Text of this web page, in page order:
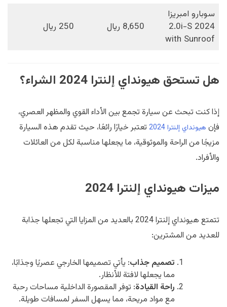
سوبارو امبريزا
2024 2.0i-S
with Sunroof
8,650 ريال 250 ريال
هل تستحق هيونداي إلنترا 2024 الشراء؟
إذا كنت تبحث عن سيارة تجمع بين الأداء القوي والمظهر العصري،
فإن هيونداي إلنترا 2024
تعتبر خيارًا رائعًا، حيث تقدم هذه السيارة
مزيجًا من الراحة والموثوقية، ما يجعلها مناسبة لكل من العائلات
والأفراد.
ميزات هيونداي إلنترا 2024
تتمتع هيونداي إلنترا 2024 بالعديد من المزايا التي تجعلها جذابة
للعديد من المشترين:
تصميم جذاب: يأتي تصميمها الخارجي عصريًا وجذابًا،
مما يجعلها لافتة للأنظار.
راحة القيادة: توفر المقصورة الداخلية مساحات رحبة
مع مواد مريحة، مما يسهل السفر لمسافات طويلة.